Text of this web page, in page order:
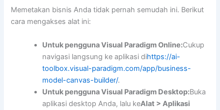
Memetakan bisnis Anda tidak pernah semudah ini. Berikut
cara mengakses alat ini:
Untuk pengguna Visual Paradigm Online:Cukup
navigasi langsung ke aplikasi dihttps://ai-
toolbox.visual-paradigm.com/app/business-
model-canvas-builder/.
Untuk pengguna Visual Paradigm Desktop:Buka
aplikasi desktop Anda, lalu keAlat > Aplikasi